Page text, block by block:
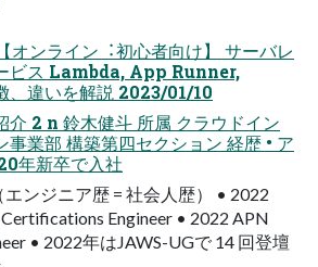
オンライン︓初⼼者向け】 サーバレ
ビス Lambda, App Runner,
、違いを解説 2023/01/10
介 2 n 鈴⽊健⽃ 所属 クラウドイン
事業部 構築第四セクション 経歴 • ア
年新卒で⼊社
エンジニア歴 = 社会⼈歴） • 2022
Engineer • 2022 APN
• 2022年はJAWS-UGで 14 回登壇